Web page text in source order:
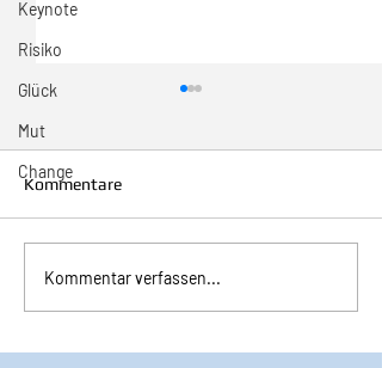
Keynote
Risiko
Glück
Mut
Change
Inspiration zur Woche
11/2024
Kommentare
Kommentar verfassen...